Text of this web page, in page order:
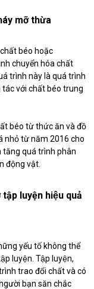
mỡ thừa
béo hoặc
chuyển hóa chất
trình này là quá trình
với chất béo trung
béo từ thức ăn và đồ
nhỏ từ năm 2016 cho
tăng quá trình phân
động vật.
luyện hiệu quả
yếu tố không thể
luyện. Tập luyện,
trao đổi chất và có
bạn săn chắc